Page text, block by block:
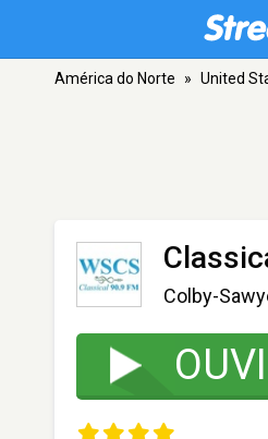
América do Norte » United
Colby-